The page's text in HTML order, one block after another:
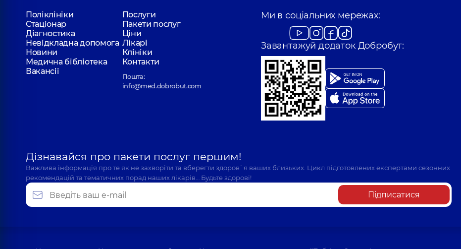
Поліклініки
Послуги
Стаціонар
Пакети послуг
Діагностика
Ціни
Невідкладна допомога Лікарі
Новини
Клініки
Медична бібліотека
Контакти
Вакансії
Пошта:
info@med.dobrobut.com
Ми в соціальних мережах:
Завантажуй додаток Добробут:
Дізнавайся про пакети послуг першим!
Важлива інформація про те як не захворіти та вберегти здоров`я ваших близьких. Цикл підготовлених експертами сезонних
рекомендацій та тематичних порад наших лікарів… Будьте здорові!
Підписатися